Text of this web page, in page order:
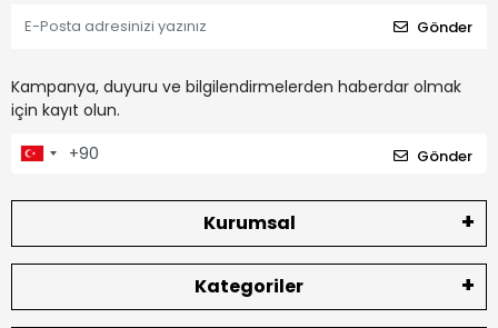
Gönder
Kampanya, duyuru ve bilgilendirmelerden haberdar olmak
için kayıt olun.
Gönder
Kurumsal
Kategoriler